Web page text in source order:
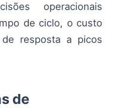
operacionais
de ciclo, o custo
resposta a picos
de